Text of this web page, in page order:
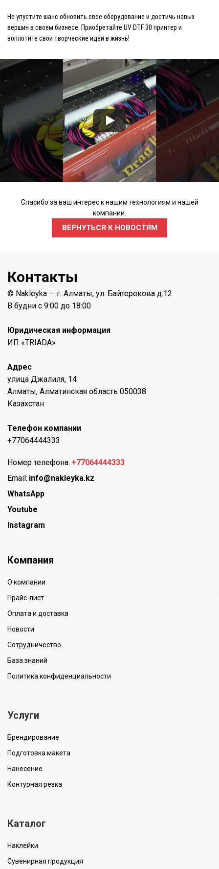
Не упустите шанс обновить свое оборудование и достичь новых
вершин в своем бизнесе. Приобретайте UV DTF 30 принтер и
воплотите свои творческие идеи в жизнь!
Спасибо за ваш интерес к нашим технологиям и нашей
компании.
ВЕРНУТЬСЯ К НОВОСТЯМ
Контакты
© Nakleyka — г. Алматы, ул. Байтерекова д.12
В будни с 9:00 до 18:00
Юридическая информация
ИП «TRIADA»
Адрес
улица Джалиля, 14
Алматы, Алматинская область 050038
Казахстан
Телефон компании
+77064444333
Номер телефона: +77064444333
Email: info@nakleyka.kz
WhatsApp
Youtube
Instagram
Компания
О компании
Прайс-лист
Оплата и доставка
Новости
Сотрудничество
База знаний
Политика конфиденциальности
Услуги
Брендирование
Подготовка макета
Нанесение
Контурная резка
Каталог
Наклейки
Сувенирная продукция